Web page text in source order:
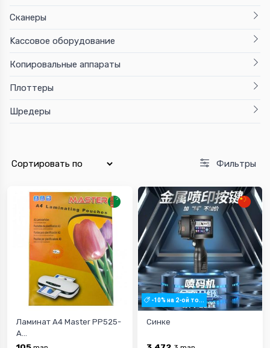
Сканеры
Kaссовое оборудование
Копировальные аппараты
Плоттеры
Шредеры
Фильтры
Ламинат А4 Master PP525-
A...
-10% на 2-ой то...
Синке